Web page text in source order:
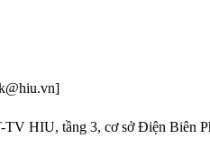
TV HIU, tầng 3, cơ sở Điện Biên